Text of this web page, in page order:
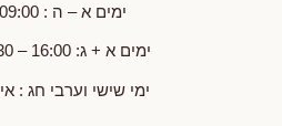
ימים א – ה : 09:00 – 14:30
ימים א + ג: 16:00 – 17:30 (בנוסף)
ימי שישי וערבי חג :